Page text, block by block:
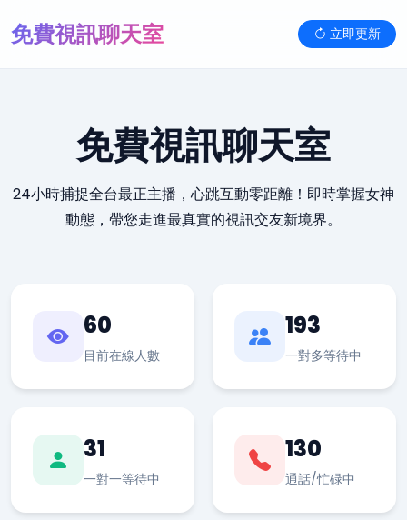
免費視訊聊天室 立即更新
免費視訊聊天室
24小時捕捉全台最正主播，心跳互動零距離！即時掌握女神
動態，帶您走進最真實的視訊交友新境界。
60
目前在線人數
193
一對多等待中
31
一對一等待中
130
通話/忙碌中